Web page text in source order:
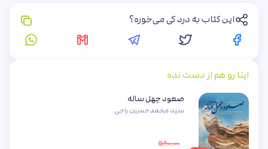
این کتاب به درد کی می‌خوره؟
اینا رو هم از دست نده
صعود چهل ساله
سید محمدحسین راجی
۵۸۰,۰۰۰